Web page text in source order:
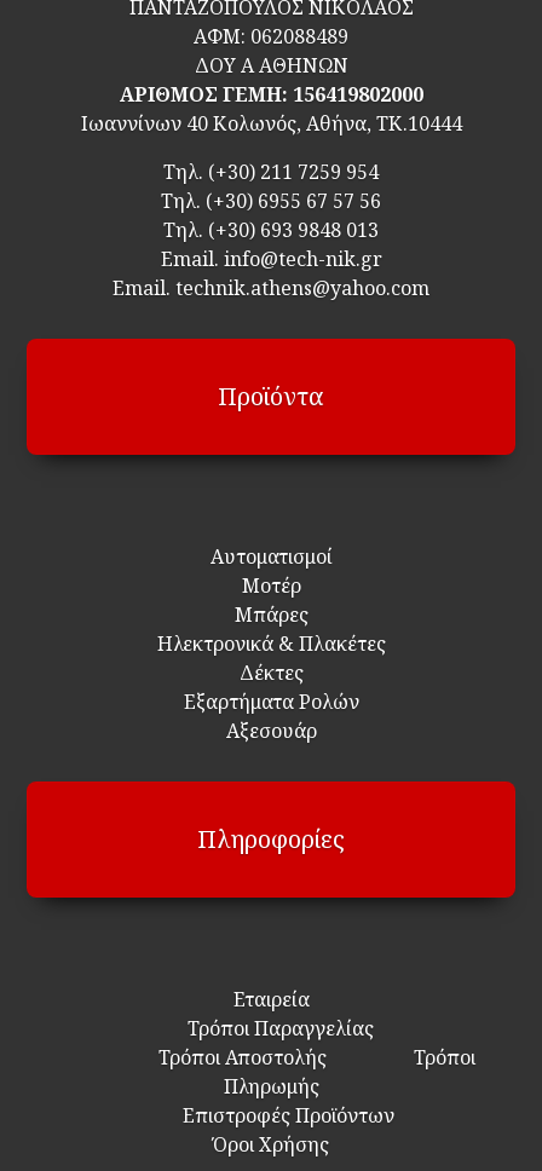
ΠΑΝΤΑΖΟΠΟΥΛΟΣ ΝΙΚΟΛΑΟΣ
ΑΦΜ: 062088489
ΔΟΥ Α ΑΘΗΝΩΝ
ΑΡΙΘΜΟΣ ΓΕΜΗ: 156419802000
Ιωαννίνων 40 Κολωνός, Αθήνα, ΤΚ.10444
Τηλ. (+30) 211 7259 954
Τηλ. (+30) 6955 67 57 56
Τηλ. (+30) 693 9848 013
Email. info@tech-nik.gr
Email. technik.athens@yahoo.com
Προϊόντα
Αυτοματισμοί
Μοτέρ
Μπάρες
Ηλεκτρονικά & Πλακέτες
Δέκτες
Εξαρτήματα Ρολών
Αξεσουάρ
Πληροφορίες
Εταιρεία
Τρόποι Παραγγελίας
Τρόποι Αποστολής
Τρόποι
Πληρωμής
Επιστροφές Προϊόντων
Όροι Χρήσης